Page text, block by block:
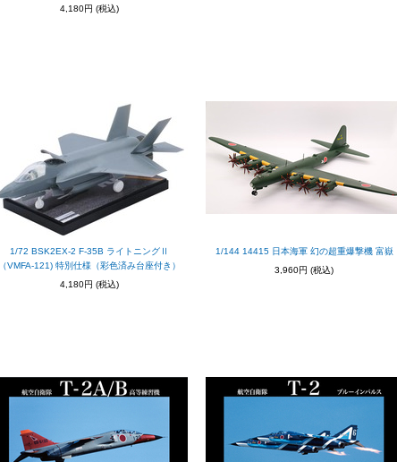
4,180円 (税込)
1/72 BSK2EX-2 F-35B ライトニングⅡ
（VMFA-121) 特別仕様（彩色済み台座付き）
4,180円 (税込)
1/144 14415 日本海軍 幻の超重爆撃機 富嶽
3,960円 (税込)